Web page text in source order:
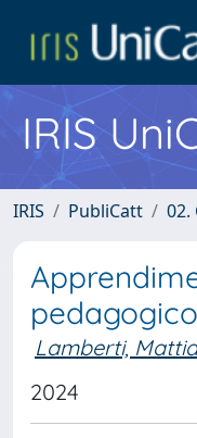
IRIS
IRIS PubliCatt
Lamberti, Mattia
2024